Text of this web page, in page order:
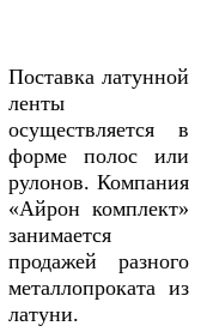
Поставка латунной
ленты
осуществляется в
форме полос или
рулонов. Компания
«Айрон комплект»
занимается
продажей разного
металлопроката из
латуни.